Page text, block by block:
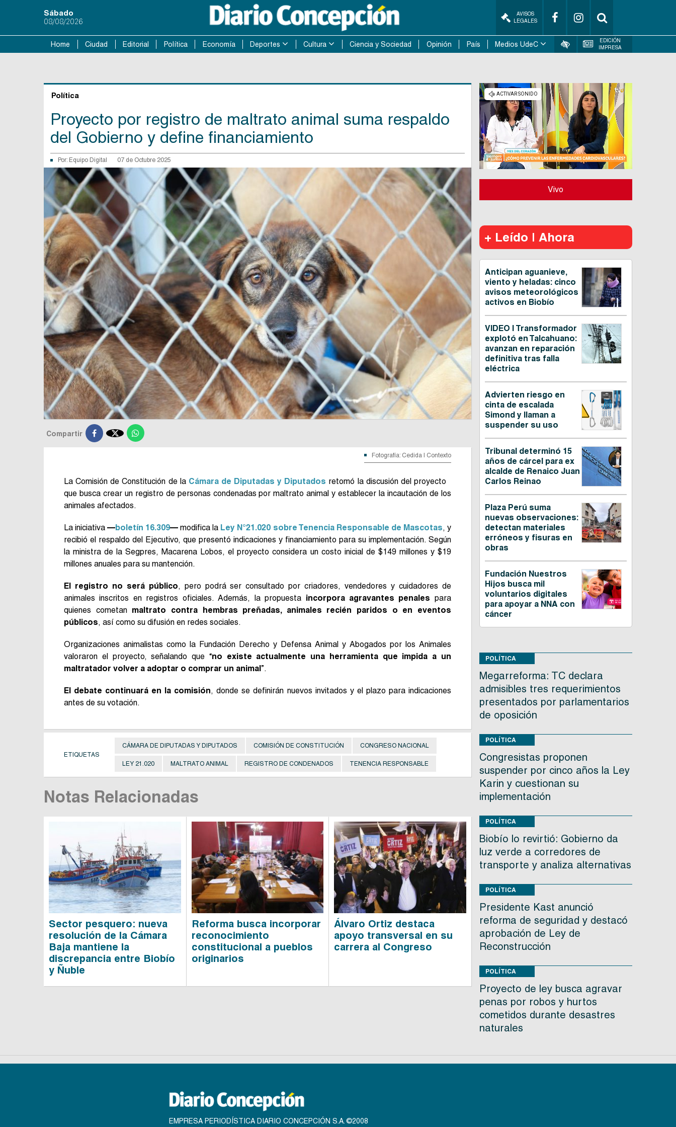
Sábado
08/08/2026
AVISOS
LEGALES
Home Ciudad Editorial Política Economía Deportes Cultura Ciencia y Sociedad Opinión País Medios UdeC
EDICIÓN
IMPRESA
Política
Proyecto por registro de maltrato animal suma respaldo
del Gobierno y define financiamiento
Por: Equipo Digital 07 de Octubre 2025
Compartir 
Fotografía: Cedida | Contexto
La Comisión de Constitución de la Cámara de Diputadas y Diputados retomó la discusión del proyecto
que busca crear un registro de personas condenadas por maltrato animal y establecer la incautación de los
animales afectados.
La iniciativa—boletín 16.309— modifica la Ley N°21.020 sobre Tenencia Responsable de Mascotas, y
recibió el respaldo del Ejecutivo, que presentó indicaciones y financiamiento para su implementación. Según
la ministra de la Segpres, Macarena Lobos, el proyecto considera un costo inicial de $149 millones y $19
millones anuales para su mantención.
El registro no será público, pero podrá ser consultado por criadores, vendedores y cuidadores de
animales inscritos en registros oficiales. Además, la propuesta incorpora agravantes penales para
quienes cometan maltrato contra hembras preñadas, animales recién paridos o en eventos
públicos, así como su difusión en redes sociales.
Organizaciones animalistas como la Fundación Derecho y Defensa Animal y Abogados por los Animales
valoraron el proyecto, señalando que “no existe actualmente una herramienta que impida a un
maltratador volver a adoptar o comprar un animal”.
El debate continuará en la comisión, donde se definirán nuevos invitados y el plazo para indicaciones
antes de su votación.
ETIQUETAS
CÁMARA DE DIPUTADAS Y DIPUTADOS COMISIÓN DE CONSTITUCIÓN CONGRESO NACIONAL
LEY 21.020 MALTRATO ANIMAL REGISTRO DE CONDENADOS TENENCIA RESPONSABLE
Notas Relacionadas
Sector pesquero: nueva
resolución de la Cámara
Baja mantiene la
discrepancia entre Biobío
y Ñuble
Reforma busca incorporar
reconocimiento
constitucional a pueblos
originarios
Álvaro Ortiz destaca
apoyo transversal en su
carrera al Congreso
Vivo
+ Leído | Ahora
Anticipan aguanieve,
viento y heladas: cinco
avisos meteorológicos
activos en Biobío
VIDEO | Transformador
explotó en Talcahuano:
avanzan en reparación
definitiva tras falla
eléctrica
Advierten riesgo en
cinta de escalada
Simond y llaman a
suspender su uso
Tribunal determinó 15
años de cárcel para ex
alcalde de Renaico Juan
Carlos Reinao
Plaza Perú suma
nuevas observaciones:
detectan materiales
erróneos y fisuras en
obras
Fundación Nuestros
Hijos busca mil
voluntarios digitales
para apoyar a NNA con
cáncer
POLÍTICA
Megarreforma: TC declara
admisibles tres requerimientos
presentados por parlamentarios
de oposición
POLÍTICA
Congresistas proponen
suspender por cinco años la Ley
Karin y cuestionan su
implementación
POLÍTICA
Biobío lo revirtió: Gobierno da
luz verde a corredores de
transporte y analiza alternativas
POLÍTICA
Presidente Kast anunció
reforma de seguridad y destacó
aprobación de Ley de
Reconstrucción
POLÍTICA
Proyecto de ley busca agravar
penas por robos y hurtos
cometidos durante desastres
naturales
EMPRESA PERIODÍSTICA DIARIO CONCEPCIÓN S.A. ©2008